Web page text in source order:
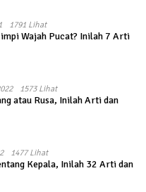
1791 Lihat
Wajah Pucat? Inilah 7 Arti
1573 Lihat
atau Rusa, Inilah Arti dan
1477 Lihat
Kepala, Inilah 32 Arti dan